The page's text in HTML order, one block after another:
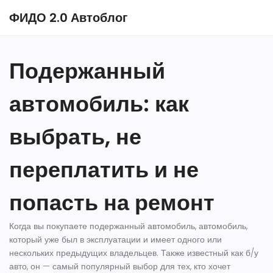
ФИДО 2.0 Автоблог
Подержанный
автомобиль: как
выбрать, не
переплатить и не
попасть на ремонт
Когда вы покупаете подержанный автомобиль, автомобиль,
который уже был в эксплуатации и имеет одного или
нескольких предыдущих владельцев. Также известный как б/у
авто, он — самый популярный выбор для тех, кто хочет